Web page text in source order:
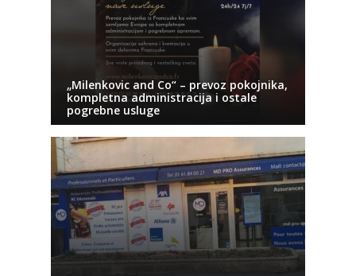
„Milenkovic and Co“ – prevoz pokojnika,
kompletna administracija i ostale
pogrebne usluge